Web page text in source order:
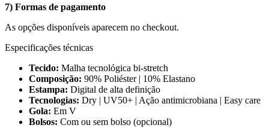
7) Formas de pagamento
As opções disponíveis aparecem no checkout.
Especificações técnicas
Tecido: Malha tecnológica bi-stretch
Composição: 90% Poliéster | 10% Elastano
Estampa: Digital de alta definição
Tecnologias: Dry | UV50+ | Ação antimicrobiana | Easy care
Gola: Em V
Bolsos: Com ou sem bolso (opcional)